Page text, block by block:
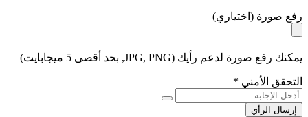
رفع صورة (اختياري)
يمكنك رفع صورة لدعم رأيك (JPG, PNG, بحد أقصى 5 ميجابايت)
التحقق الأمني *
إرسال الرأي